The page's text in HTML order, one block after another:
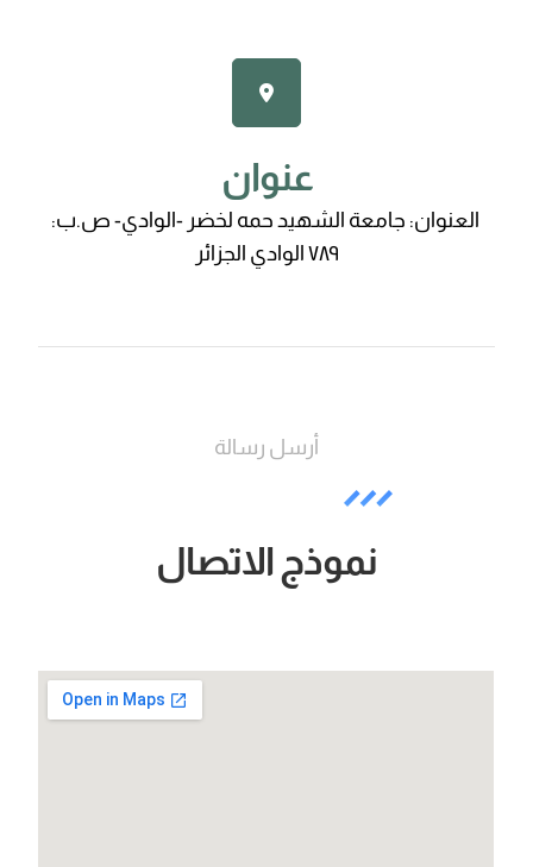
عنوان
العنوان: جامعة الشهيد حمه لخضر -الوادي- ص.ب:
٧٨٩ الوادي الجزائر
أرسل رسالة
نموذج الاتصال